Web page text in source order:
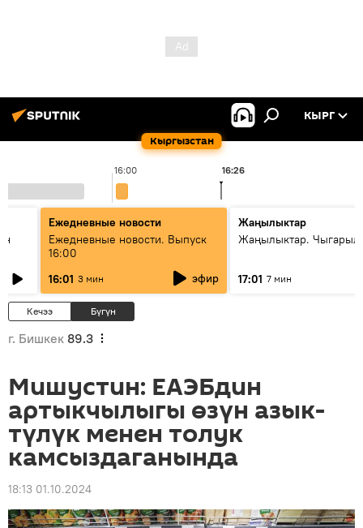
Кыргызстан
КЫРГ
16:00 16:26
Ежедневные новости
Ежедневные новости. Выпуск
16:00
16:01 3 мин эфир
Жаңылыктар
Жаңылыктар.
17:01 7 мин
Кечээ Бүгүн
г. Бишкек 89.3
Мишустин: ЕАЭБдин
артыкчылыгы өзүн азык-
түлүк менен толук
камсыздаганында
18:13 01.10.2024